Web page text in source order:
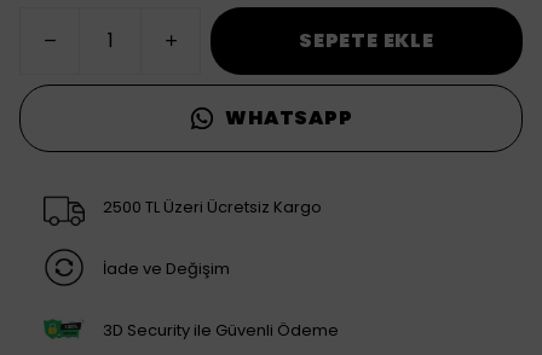
SEPETE EKLE
WHATSAPP
2500 TL Üzeri Ücretsiz Kargo
İade ve Değişim
3D Security ile Güvenli Ödeme